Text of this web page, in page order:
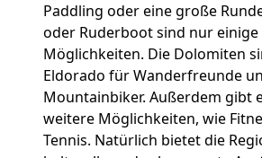
Paddling oder eine große
oder Ruderboot sind nur einige
Möglichkeiten. Die Dolomiten
Eldorado für Wanderfreunde
Mountainbiker. Außerdem gibt
weitere Möglichkeiten, wie
Tennis. Natürlich bietet die